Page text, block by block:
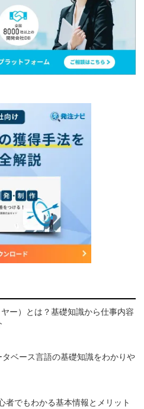
ー）とは？基礎知識から仕事内容
ベース言語の基礎知識をわかりや
者でもわかる基本情報とメリット